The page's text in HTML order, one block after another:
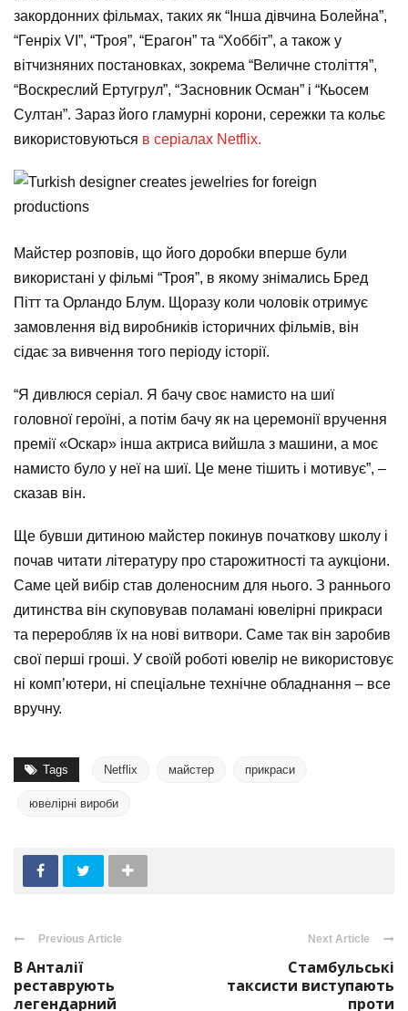
закордонних фільмах, таких як “Інша дівчина Болейна”,
“Генріх VI”, “Троя”, “Ерагон” та “Хоббіт”, а також у
вітчизняних постановках, зокрема “Величне століття”,
“Воскреслий Ертугрул”, “Засновник Осман” і “Кьосем
Султан”. Зараз його гламурні корони, сережки та кольє
використовуються в серіалах Netflix.
Майстер розповів, що його доробки вперше були
використані у фільмі “Троя”, в якому знімались Бред
Пітт та Орландо Блум. Щоразу коли чоловік отримує
замовлення від виробників історичних фільмів, він
сідає за вивчення того періоду історії.
“Я дивлюся серіал. Я бачу своє намисто на шиї
головної героїні, а потім бачу як на церемонії вручення
премії «Оскар» інша актриса вийшла з машини, а моє
намисто було у неї на шиї. Це мене тішить і мотивує”, –
сказав він.
Ще бувши дитиною майстер покинув початкову школу і
почав читати літературу про старожитності та аукціони.
Саме цей вибір став доленосним для нього. З раннього
дитинства він скуповував поламані ювелірні прикраси
та переробляв їх на нові витвори. Саме так він заробив
свої перші гроші. У своїй роботі ювелір не використовує
ні комп’ютери, ні спеціальне технічне обладнання – все
вручну.
Tags Netflix майстер прикраси
ювелірні вироби
Previous Article
В Анталії
реставрують
легендарний
Next Article
Стамбульські
таксисти виступають
проти